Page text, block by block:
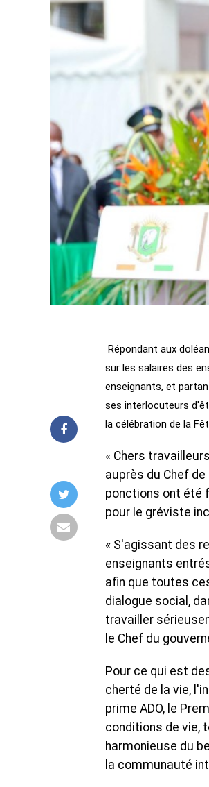
Répondant aux
sur les salaires des
enseignants, et
ses interlocuteurs
la célébration de la
« Chers
auprès du Chef
ponctions ont été
pour le gréviste
« S'agissant des
enseignants
afin que toutes
dialogue social,
travailler
le Chef du
Pour ce qui est
cherté de la vie,
prime ADO, le
conditions de vie,
harmonieuse du
la communauté